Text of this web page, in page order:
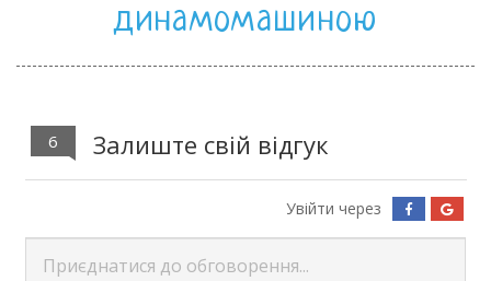
динамомашиною
6 Залиште свій відгук
Увійти через